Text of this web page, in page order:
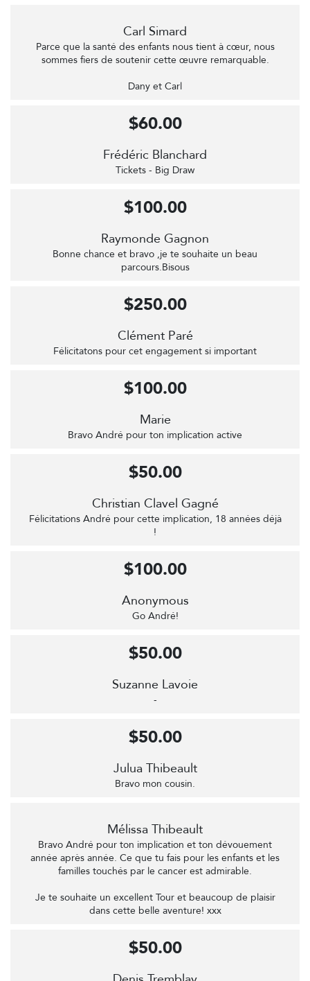
Carl Simard
Parce que la santé des enfants nous tient à cœur, nous
sommes fiers de soutenir cette œuvre remarquable.
Dany et Carl
Frédéric Blanchard
Tickets - Big Draw
$60.00
Raymonde Gagnon
Bonne chance et bravo ,je te souhaite un beau
parcours.Bisous
$100.00
Clément Paré
Félicitatons pour cet engagement si important
$250.00
Marie
Bravo André pour ton implication active
$100.00
Christian Clavel Gagné
Félicitations André pour cette implication, 18 années déjà
!
$50.00
Anonymous
Go André!
$100.00
Suzanne Lavoie
-
$50.00
Julua Thibeault
Bravo mon cousin.
$50.00
Mélissa Thibeault
Bravo André pour ton implication et ton dévouement
année après année. Ce que tu fais pour les enfants et les
familles touchés par le cancer est admirable.
Je te souhaite un excellent Tour et beaucoup de plaisir
dans cette belle aventure! xxx
$50.00